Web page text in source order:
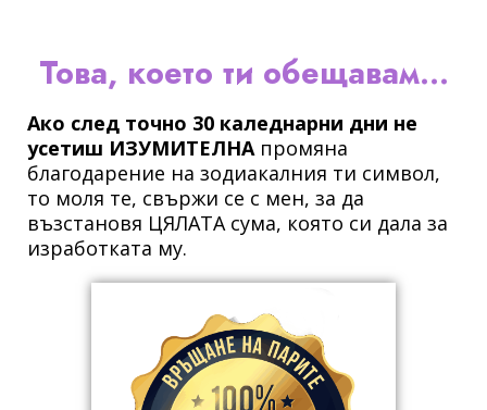
Това, което ти обещавам...
Ако след точно 30 каледнарни дни не
усетиш ИЗУМИТЕЛНАпромяна
благодарение на зодиакалния ти символ,
то моля те, свържи се с мен, за да
възстановя ЦЯЛАТА сума, която си дала за
изработката му.